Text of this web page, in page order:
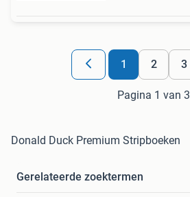
1 2 3
Pagina 1 van 3
Donald Duck Premium Stripboeken
Gerelateerde zoektermen